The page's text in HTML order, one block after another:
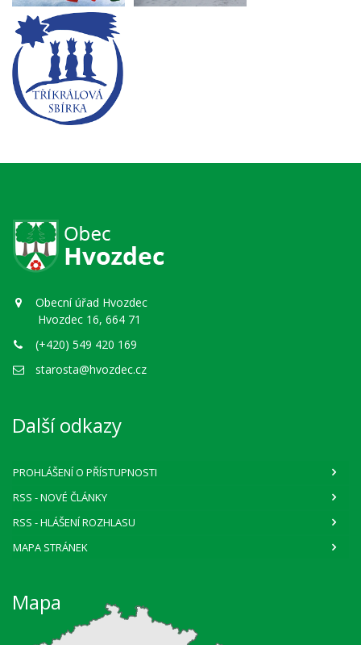
Obecní úřad Hvozdec
Hvozdec 16, 664 71
(+420) 549 420 169
starosta@hvozdec.cz
Další odkazy
PROHLÁŠENÍ O PŘÍSTUPNOSTI
RSS - NOVÉ ČLÁNKY
RSS - HLÁŠENÍ ROZHLASU
MAPA STRÁNEK
Mapa